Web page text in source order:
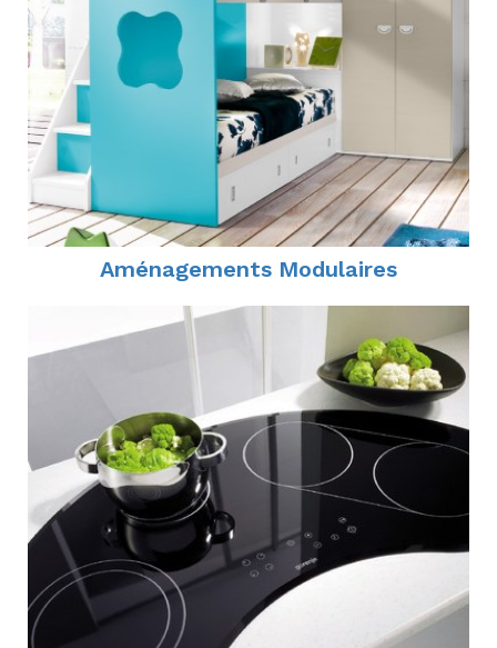
Aménagements Modulaires